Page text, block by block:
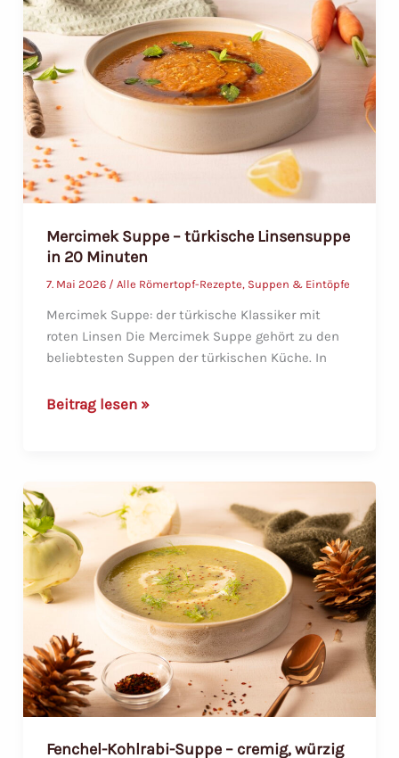
und
knusprigem
Lauchstroh
–
cremig,
würzig,
unwiderstehlich
Mercimek Suppe – türkische Linsensuppe
in 20 Minuten
7. Mai 2026 / Alle Römertopf-Rezepte, Suppen & Eintöpfe
Mercimek Suppe: der türkische Klassiker mit
roten Linsen Die Mercimek Suppe gehört zu den
beliebtesten Suppen der türkischen Küche. In
Mercimek
Linsensuppe
in
20
Minuten
Beitrag lesen »
Fenchel-Kohlrabi-Suppe – cremig, würzig